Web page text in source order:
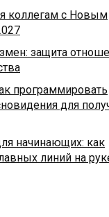
коллегам с Новым
защита
программировать
для
начинающих: как
линий на